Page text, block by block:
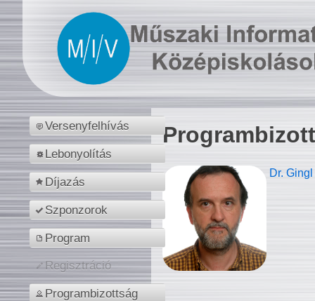
Versenyfelhívás
Lebonyolítás
Díjazás
Szponzorok
Program
Regisztráció
Programbizottság
Dr.